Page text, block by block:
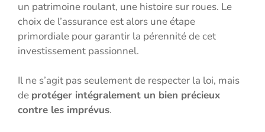
un patrimoine roulant, une histoire sur roues. Le
choix de l’assurance est alors une étape
primordiale pour garantir la pérennité de cet
investissement passionnel.
Il ne s’agit pas seulement de respecter la loi, mais
de protéger intégralement un bien précieux
contre les imprévus.